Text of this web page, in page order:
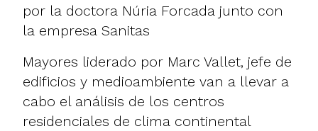
por la doctora Núria Forcada junto con
la empresa Sanitas
Mayores liderado por Marc Vallet, jefe de
edificios y medioambiente van a llevar a
cabo el análisis de los centros
residenciales de clima continental